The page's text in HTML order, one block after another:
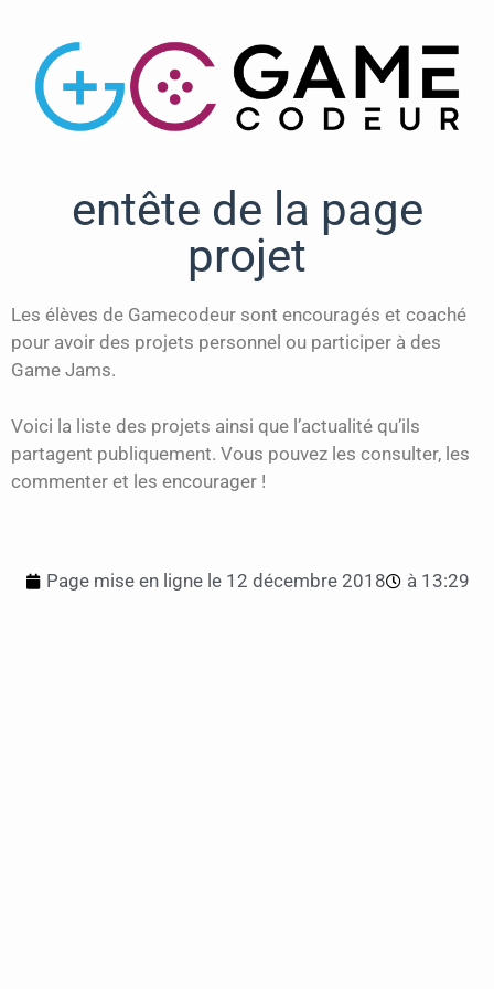
entête de la page
projet
Les élèves de Gamecodeur sont encouragés et coaché
pour avoir des projets personnel ou participer à des
Game Jams.
Voici la liste des projets ainsi que l’actualité qu’ils
partagent publiquement. Vous pouvez les consulter, les
commenter et les encourager !
Page mise en ligne le 12 décembre 2018 à 13:29